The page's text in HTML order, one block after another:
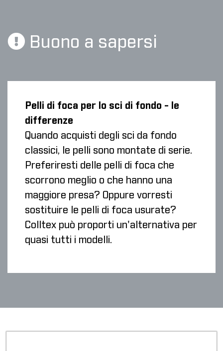
Buono a sapersi
Pelli di foca per lo sci di fondo - le
differenze
Quando acquisti degli sci da fondo
classici, le pelli sono montate di serie.
Preferiresti delle pelli di foca che
scorrono meglio o che hanno una
maggiore presa? Oppure vorresti
sostituire le pelli di foca usurate?
Colltex può proporti un'alternativa per
quasi tutti i modelli.